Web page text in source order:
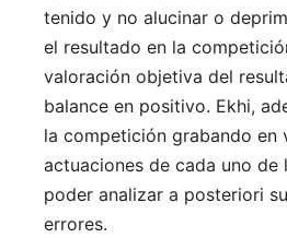
tenido y no alucinar o
el resultado en la
valoración objetiva del
balance en positivo. Ekhi,
la competición grabando en
actuaciones de cada uno de
poder analizar a posteriori
errores.